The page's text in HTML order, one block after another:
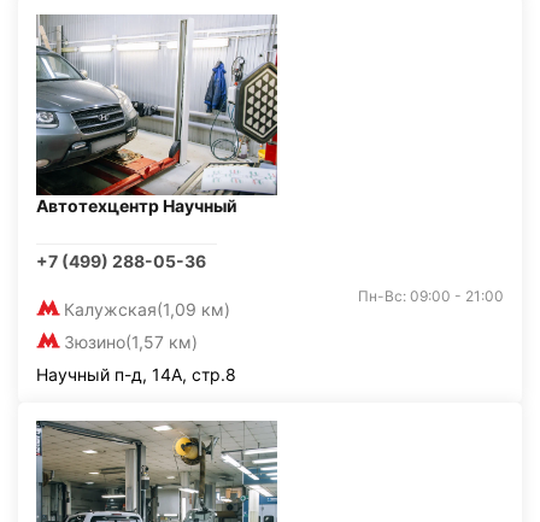
Автотехцентр Научный
+7 (499) 288-05-36
Калужская(1,09 км)
Зюзино(1,57 км)
Пн-Вс: 09:00 - 21:00
Научный п-д, 14А, стр.8